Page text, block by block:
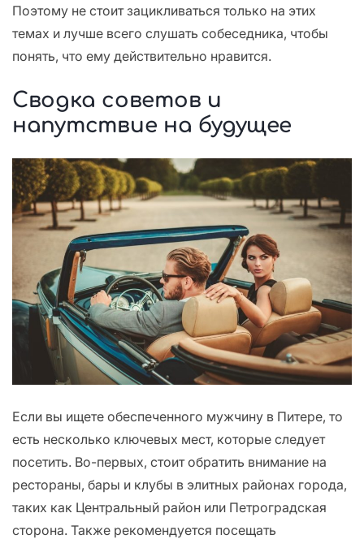
Поэтому не стоит зацикливаться только на этих
темах и лучше всего слушать собеседника, чтобы
понять, что ему действительно нравится.
Сводка советов и
напутствие на будущее
Если вы ищете обеспеченного мужчину в Питере, то
есть несколько ключевых мест, которые следует
посетить. Во-первых, стоит обратить внимание на
рестораны, бары и клубы в элитных районах города,
таких как Центральный район или Петроградская
сторона. Также рекомендуется посещать